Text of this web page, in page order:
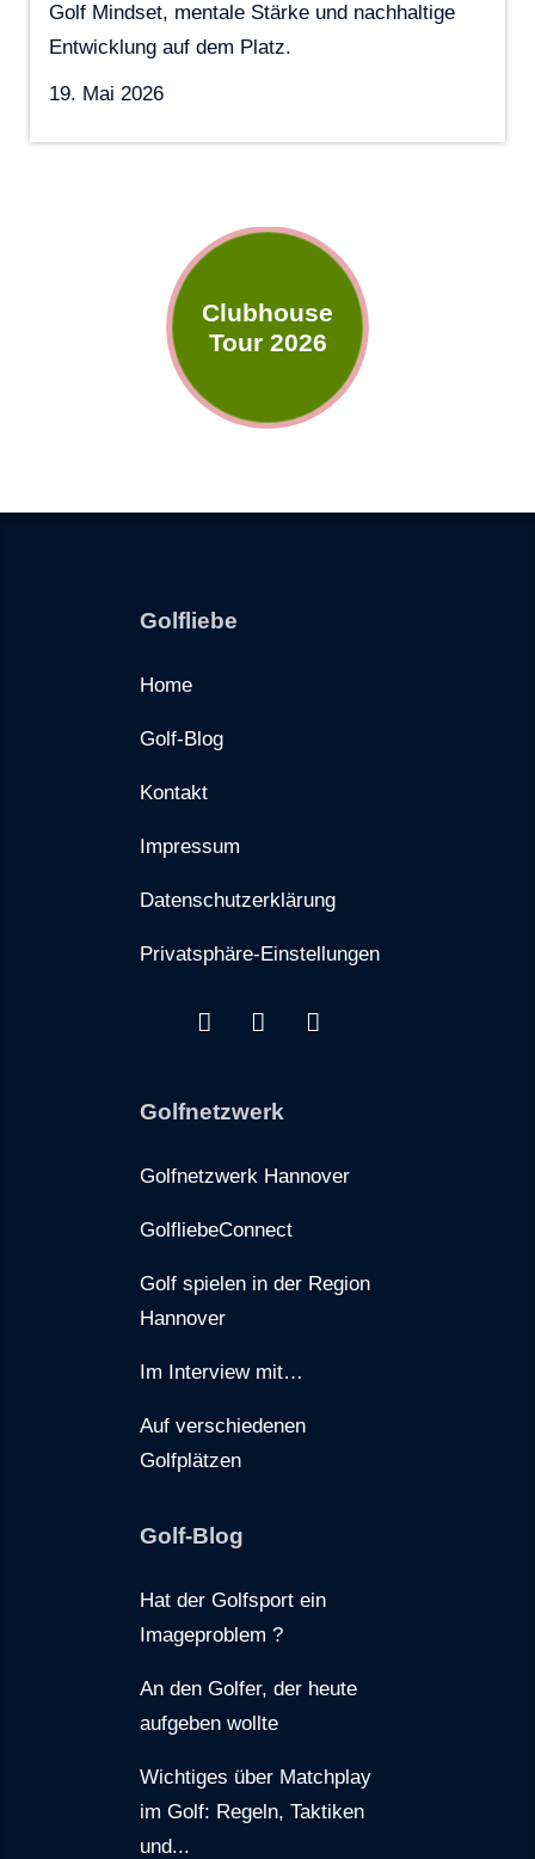
Golf Mindset, mentale Stärke und nachhaltige
Entwicklung auf dem Platz.
19. Mai 2026
Clubhouse
Tour 2026
Golfliebe
Home
Golf-Blog
Kontakt
Impressum
Datenschutzerklärung
Privatsphäre-Einstellungen
Golfnetzwerk
Golfnetzwerk Hannover
GolfliebeConnect
Golf spielen in der Region
Hannover
Im Interview mit…
Auf verschiedenen
Golfplätzen
Golf-Blog
Hat der Golfsport ein
Imageproblem ?
An den Golfer, der heute
aufgeben wollte
Wichtiges über Matchplay
im Golf: Regeln, Taktiken
und...